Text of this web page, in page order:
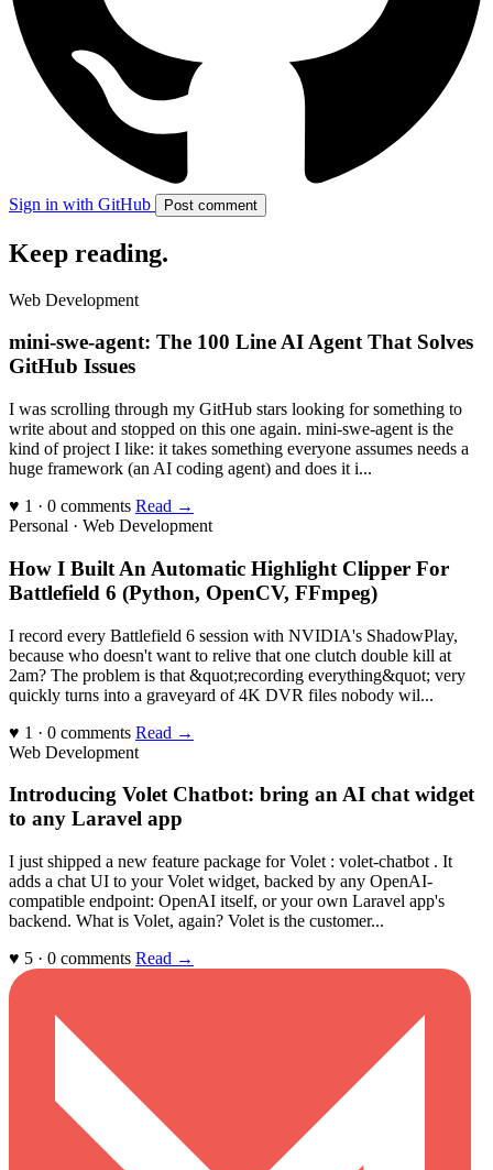
Sign in with GitHub Post comment
Keep reading.
Web Development
mini-swe-agent: The 100 Line AI Agent That Solves
GitHub Issues
I was scrolling through my GitHub stars looking for something to
write about and stopped on this one again. mini-swe-agent is the
kind of project I like: it takes something everyone assumes needs a
huge framework (an AI coding agent) and does it i...
♥ 1 · 0 comments Read →
Personal · Web Development
How I Built An Automatic Highlight Clipper For
Battlefield 6 (Python, OpenCV, FFmpeg)
I record every Battlefield 6 session with NVIDIA's ShadowPlay,
because who doesn't want to relive that one clutch double kill at
2am? The problem is that &quot;recording everything&quot; very
quickly turns into a graveyard of 4K DVR files nobody wil...
♥ 1 · 0 comments Read →
Web Development
Introducing Volet Chatbot: bring an AI chat widget
to any Laravel app
I just shipped a new feature package for Volet : volet-chatbot . It
adds a chat UI to your Volet widget, backed by any OpenAI-
compatible endpoint: OpenAI itself, or your own Laravel app's
backend. What is Volet, again? Volet is the customer...
♥ 5 · 0 comments Read →